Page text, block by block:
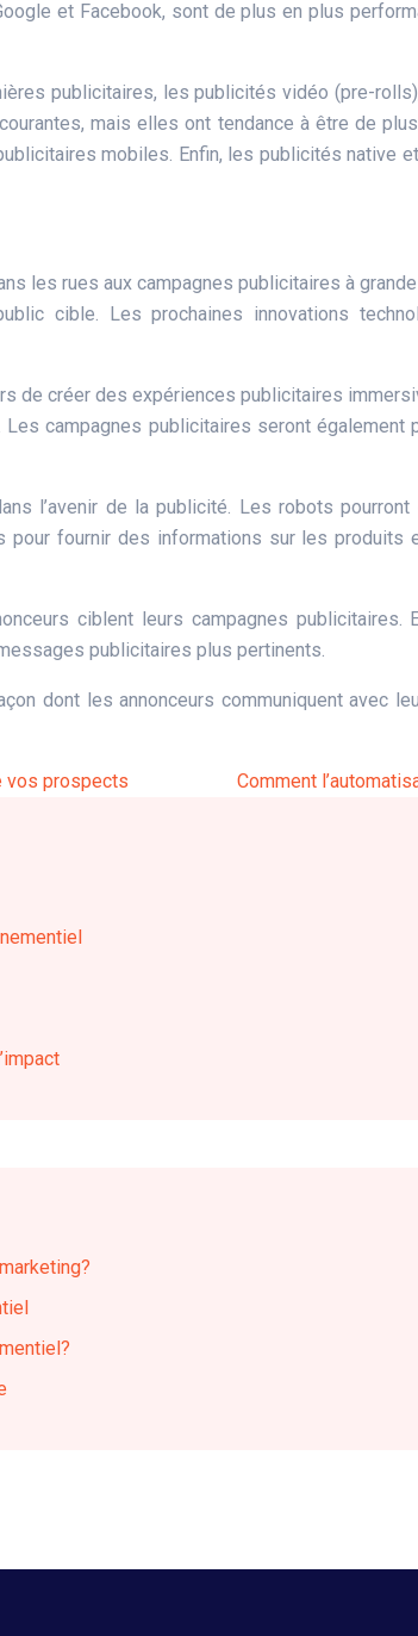
et Facebook, sont de plus en plus
publicitaires, les publicités vidéo (pre-
mais elles ont tendance à être de
mobiles. Enfin, les publicités
les rues aux campagnes publicitaires à
cible. Les prochaines innovations
de créer des expériences publicitaires
campagnes publicitaires seront
l’avenir de la publicité. Les robots
fournir des informations sur les
ciblent leurs campagnes
publicitaires plus pertinents.
dont les annonceurs communiquent avec
vos prospects Comment